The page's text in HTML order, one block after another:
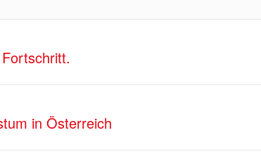
in Österreich